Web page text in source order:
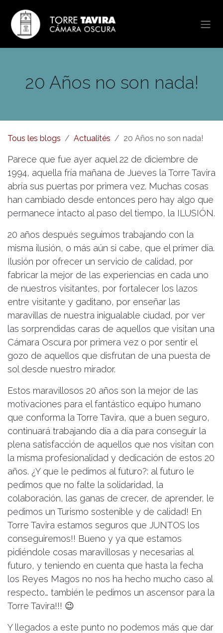
20 Años no son nada!
Tous les blogs Actualités 20 Años no son nada!
Parece que fue ayer aquel 22 de diciembre de
1994, aquella fría mañana de Jueves la Torre Tavira
abría sus puertas por primera vez. Muchas cosas
han cambiado desde entonces pero hay algo que
permanece intacto al paso del tiempo, la ILUSIÓN.
20 años después seguimos trabajando con la
misma ilusión, o más aún si cabe, que el primer día.
Ilusión por ofrecer un servicio de calidad, por
fabricar la mejor de las experiencias en cada uno
de nuestros visitantes, por fortalecer los lazos
entre visitante y gaditano, por enseñar las
maravillas de nuestra inigualable ciudad, por ver
las sorprendidas caras de aquellos que visitan una
Cámara Oscura por primera vez o por sentir el
gozo de aquellos que disfrutan de una puesta de
sol desde nuestro mirador.
Estos maravillosos 20 años son la mejor de las
motivaciones para el fantástico equipo humano
que conforma la Torre Tavira, que a buen seguro,
continuará trabajando día a día para conseguir la
plena satisfacción de aquellos que nos visitan con
la misma profesionalidad y dedicación de estos 20
años. ¿Y que le pedimos al futuro?: al futuro le
pedimos que no falte la solidaridad, la
colaboración, las ganas de crecer, de aprender, le
pedimos un Turismo sostenible y de calidad! En
Torre Tavira estamos seguros que JUNTOS los
conseguiremos!! Bueno y ya que estamos
pidiéndole cosas maravillosas y necesarias al
futuro, y teniendo en cuenta que hasta la fecha
los Reyes Magos no nos ha hecho mucho caso al
respecto… también le pedimos un ascensor para la
Torre Tavira!!! 😉
Y llegados a este punto no podemos más que dar